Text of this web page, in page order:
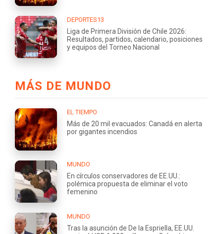
DEPORTES13
Liga de Primera División de Chile 2026:
Resultados, partidos, calendario, posiciones
y equipos del Torneo Nacional
MÁS DE MUNDO
EL TIEMPO
Más de 20 mil evacuados: Canadá en alerta
por gigantes incendios
MUNDO
En círculos conservadores de EE.UU.:
polémica propuesta de eliminar el voto
femenino
MUNDO
Tras la asunción de De la Espriella, EE.UU.